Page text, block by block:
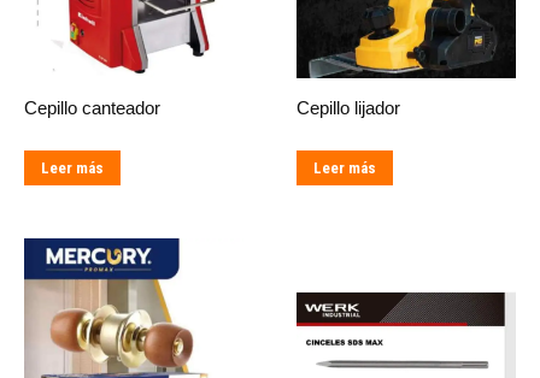
Cepillo canteador
Leer más
Cepillo lijador
Leer más